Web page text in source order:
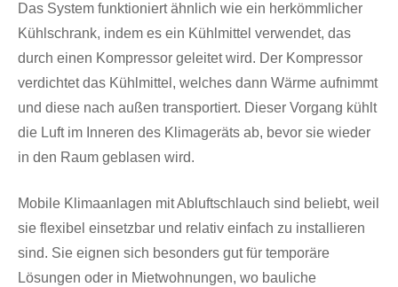
Das System funktioniert ähnlich wie ein herkömmlicher
Kühlschrank, indem es ein Kühlmittel verwendet, das
durch einen Kompressor geleitet wird. Der Kompressor
verdichtet das Kühlmittel, welches dann Wärme aufnimmt
und diese nach außen transportiert. Dieser Vorgang kühlt
die Luft im Inneren des Klimageräts ab, bevor sie wieder
in den Raum geblasen wird.
Mobile Klimaanlagen mit Abluftschlauch sind beliebt, weil
sie flexibel einsetzbar und relativ einfach zu installieren
sind. Sie eignen sich besonders gut für temporäre
Lösungen oder in Mietwohnungen, wo bauliche